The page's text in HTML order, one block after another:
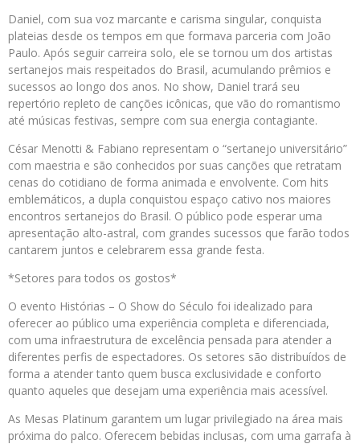
Daniel, com sua voz marcante e carisma singular, conquista
plateias desde os tempos em que formava parceria com João
Paulo. Após seguir carreira solo, ele se tornou um dos artistas
sertanejos mais respeitados do Brasil, acumulando prêmios e
sucessos ao longo dos anos. No show, Daniel trará seu
repertório repleto de canções icônicas, que vão do romantismo
até músicas festivas, sempre com sua energia contagiante.
César Menotti & Fabiano representam o “sertanejo universitário”
com maestria e são conhecidos por suas canções que retratam
cenas do cotidiano de forma animada e envolvente. Com hits
emblemáticos, a dupla conquistou espaço cativo nos maiores
encontros sertanejos do Brasil. O público pode esperar uma
apresentação alto-astral, com grandes sucessos que farão todos
cantarem juntos e celebrarem essa grande festa.
*Setores para todos os gostos*
O evento Histórias – O Show do Século foi idealizado para
oferecer ao público uma experiência completa e diferenciada,
com uma infraestrutura de excelência pensada para atender a
diferentes perfis de espectadores. Os setores são distribuídos de
forma a atender tanto quem busca exclusividade e conforto
quanto aqueles que desejam uma experiência mais acessível.
As Mesas Platinum garantem um lugar privilegiado na área mais
próxima do palco. Oferecem bebidas inclusas, com uma garrafa à